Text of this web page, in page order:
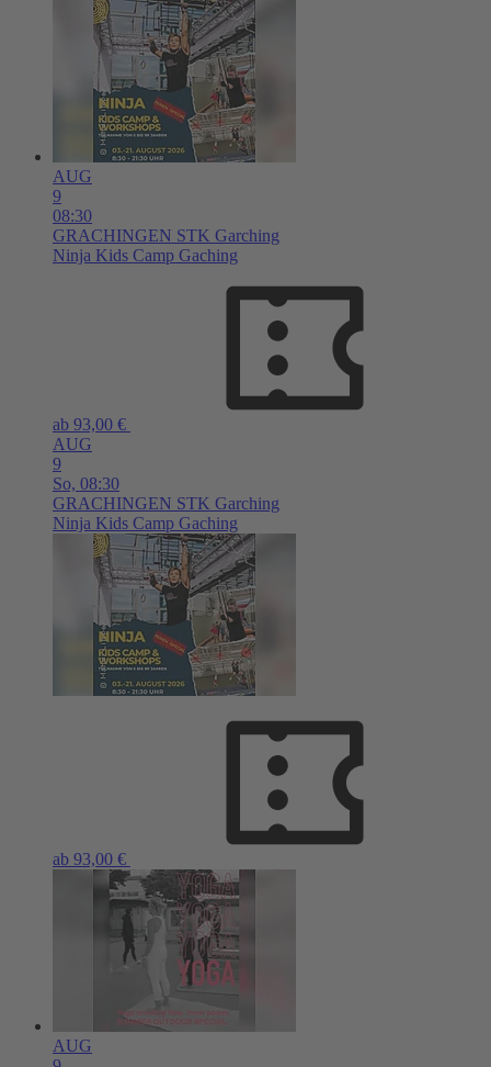
AUG
9
08:30
GRACHINGEN STK Garching
Ninja Kids Camp Gaching
ab 93,00 €
AUG
9
So, 08:30
GRACHINGEN STK Garching
Ninja Kids Camp Gaching
ab 93,00 €
AUG